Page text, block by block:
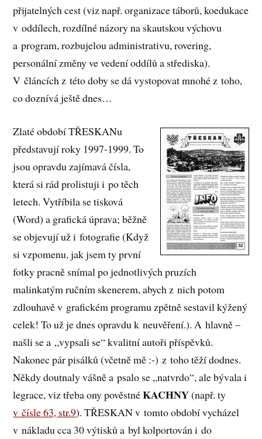
přijatelných cest (viz např. organizace táborů, koedukace
v oddílech, rozdílné názory na skautskou výchovu
a program, rozbujelou administrativu, rovering,
personální změny ve vedení oddílů a střediska).
V článcích z této doby se dá vystopovat mnohé z toho,
co doznívá ještě dnes…
Zlaté období TŘESKANu
představují roky 1997-1999. To
jsou opravdu zajímavá čísla,
která si rád prolistuji i po těch
letech. Vytříbila se tisková
(Word) a grafická úprava; běžně
se objevují už i fotografie (Když
si vzpomenu, jak jsem ty první
fotky pracně snímal po jednotlivých pruzích
malinkatým ručním skenerem, abych z nich potom
zdlouhavě v grafickém programu zpětně sestavil kýžený
celek! To už je dnes opravdu k neuvěření.). A hlavně –
našli se a „vypsali se“ kvalitní autoři příspěvků.
Nakonec pár pisálků (včetně mě :-)​ z toho těží dodnes.
Někdy doutnaly vášně a psalo se „natvrdo“, ale bývala i
legrace, viz třeba ony pověstnéKACHNY(např. ty
v čísle 63, str.9). TŘESKAN v tomto období vycházel
v nákladu cca 30 výtisků a byl kolportován i do